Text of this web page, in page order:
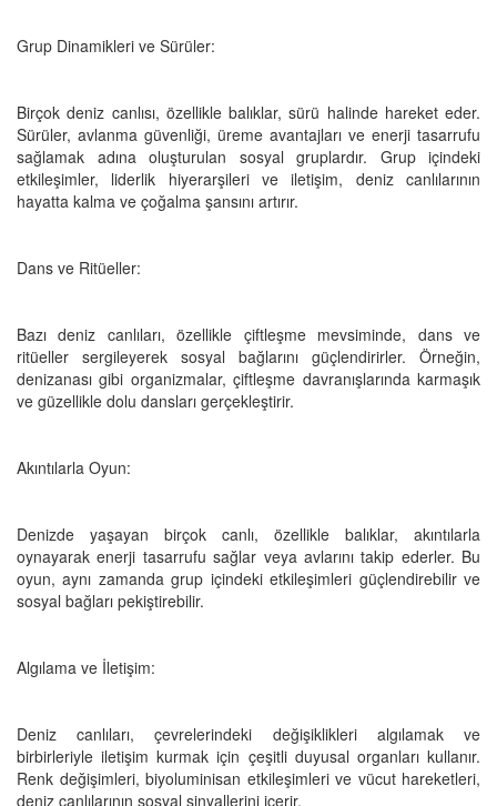
Grup Dinamikleri ve Sürüler:
Birçok deniz canlısı, özellikle balıklar, sürü halinde hareket eder.
Sürüler, avlanma güvenliği, üreme avantajları ve enerji tasarrufu
sağlamak adına oluşturulan sosyal gruplardır. Grup içindeki
etkileşimler, liderlik hiyerarşileri ve iletişim, deniz canlılarının
hayatta kalma ve çoğalma şansını artırır.
Dans ve Ritüeller:
Bazı deniz canlıları, özellikle çiftleşme mevsiminde, dans ve
ritüeller sergileyerek sosyal bağlarını güçlendirirler. Örneğin,
denizanası gibi organizmalar, çiftleşme davranışlarında karmaşık
ve güzellikle dolu dansları gerçekleştirir.
Akıntılarla Oyun:
Denizde yaşayan birçok canlı, özellikle balıklar, akıntılarla
oynayarak enerji tasarrufu sağlar veya avlarını takip ederler. Bu
oyun, aynı zamanda grup içindeki etkileşimleri güçlendirebilir ve
sosyal bağları pekiştirebilir.
Algılama ve İletişim:
Deniz canlıları, çevrelerindeki değişiklikleri algılamak ve
birbirleriyle iletişim kurmak için çeşitli duyusal organları kullanır.
Renk değişimleri, biyoluminisan etkileşimleri ve vücut hareketleri,
deniz canlılarının sosyal sinyallerini içerir.